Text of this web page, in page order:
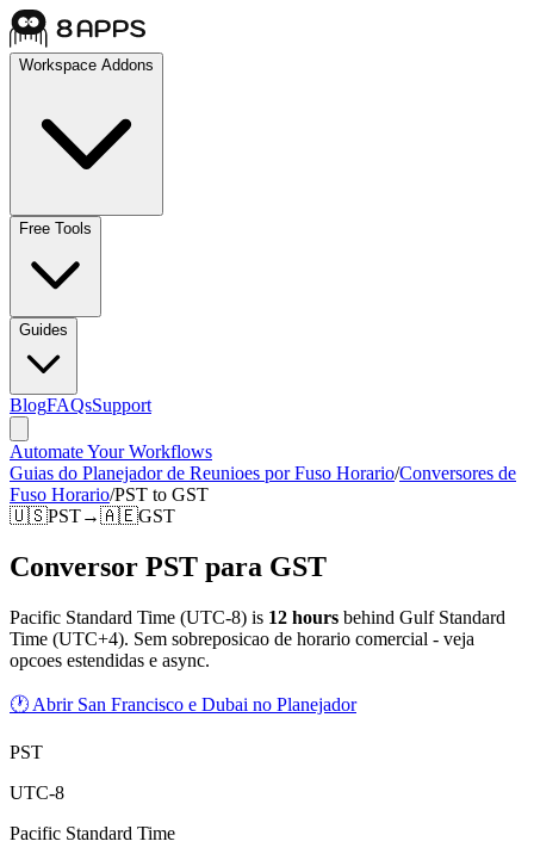
Workspace Addons
Free Tools
Guides
BlogFAQsSupport
Automate Your Workflows
Guias do Planejador de Reunioes por Fuso Horario/Conversores de
Fuso Horario/PST to GST
🇺🇸PST→🇦🇪GST
Conversor PST para GST
Pacific Standard Time (UTC-8) is 12 hours behind Gulf Standard
Time (UTC+4). Sem sobreposicao de horario comercial - veja
opcoes estendidas e async.
🕐 Abrir San Francisco e Dubai no Planejador
PST
UTC-8
Pacific Standard Time